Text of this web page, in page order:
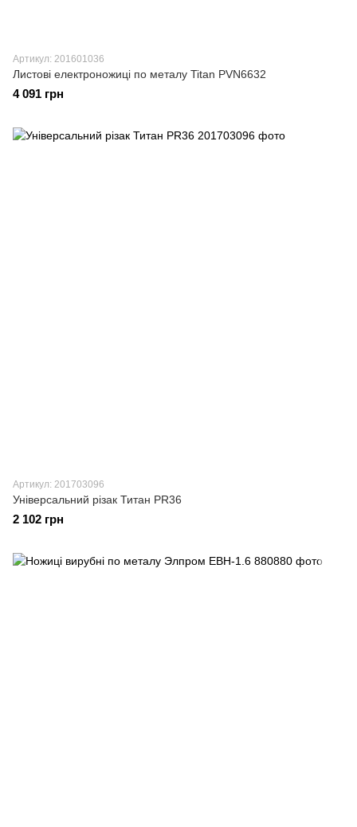
Артикул: 201601036
Листові електроножиці по металу Titan PVN6632
4 091 грн
Артикул: 201703096
Універсальний різак Титан PR36
2 102 грн